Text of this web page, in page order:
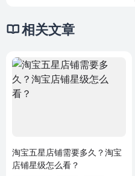
相关文章
淘宝五星店铺需要多久？淘宝
店铺星级怎么看？